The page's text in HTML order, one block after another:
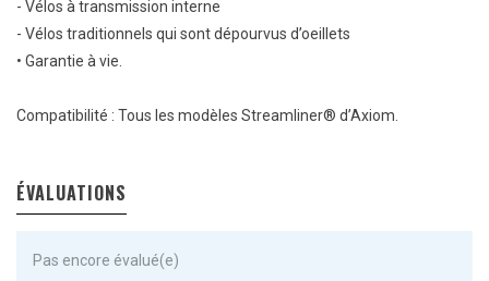
- Vélos à transmission interne
- Vélos traditionnels qui sont dépourvus d’oeillets
• Garantie à vie.
Compatibilité : Tous les modèles Streamliner® d’Axiom.
ÉVALUATIONS
Pas encore évalué(e)